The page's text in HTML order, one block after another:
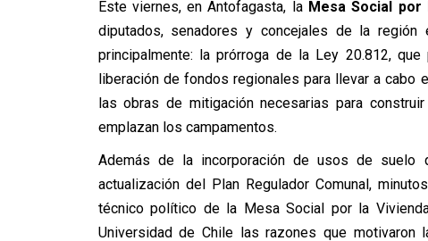
Este viernes, en Antofagasta, la Mesa Social por
diputados, senadores y concejales de la región
principalmente: la prórroga de la Ley 20.812,
liberación de fondos regionales para llevar a
las obras de mitigación necesarias para
emplazan los campamentos.
Además de la incorporación de usos de suelo
actualización del Plan Regulador Comunal,
técnico político de la Mesa Social por la
Universidad de Chile las razones que